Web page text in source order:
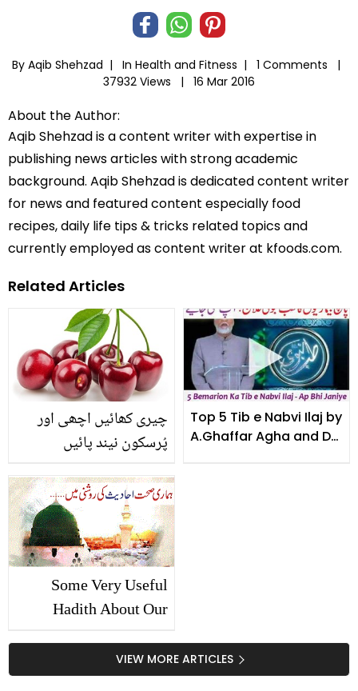
By Aqib Shehzad | In Health and Fitness |
1 Comments |
37932 Views |
16 Mar 2016
About the Author:
Aqib Shehzad is a content writer with expertise in
publishing news articles with strong academic
background. Aqib Shehzad is dedicated content writer
for news and featured content especially food
recipes, daily life tips & tricks related topics and
currently employed as content writer at kfoods.com.
Related Articles
چیری کھائیں اچھی اور
پُرسکون نیند پائیں
Top 5 Tib e Nabvi Ilaj by
A.Ghaffar Agha and Dr.
Some Very Useful
Hadith About Our
VIEW MORE ARTICLES